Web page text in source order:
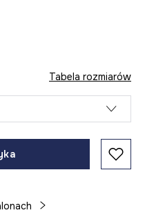
Tabela rozmiarów